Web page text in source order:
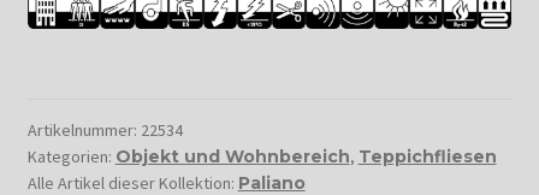
Artikelnummer: 22534
Kategorien: Objekt und Wohnbereich, Teppichfliesen
Alle Artikel dieser Kollektion: Paliano